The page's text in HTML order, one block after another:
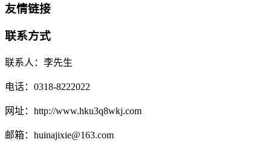
友情链接
联系方式
联系人：李先生
电话：0318-8222022
网址：http://www.hku3q8wkj.com
邮箱：huinajixie@163.com